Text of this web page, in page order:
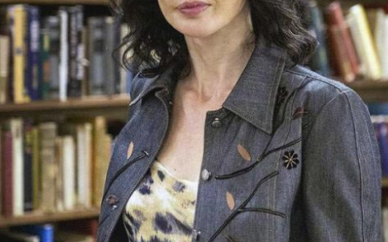
Gran reserva
Historia
Historia material de los libros
Lagunas mentales
Libros
Pensamiento
Pensamiento ilustrado
Personaje
Personajes secundarios
Política